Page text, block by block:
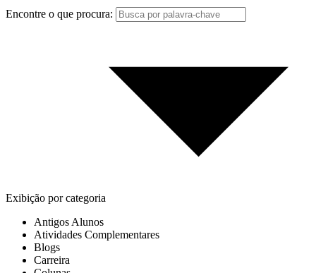
Encontre o que procura:
Exibição por categoria
Antigos Alunos
Atividades Complementares
Blogs
Carreira